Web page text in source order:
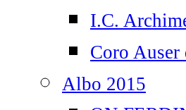
I.C.
Coro
Albo 2015